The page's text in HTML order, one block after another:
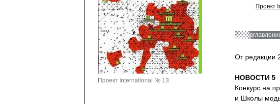
Проект International № 13
Проект
От редакции
НОВОСТИ 5
Конкурс на
и Школы